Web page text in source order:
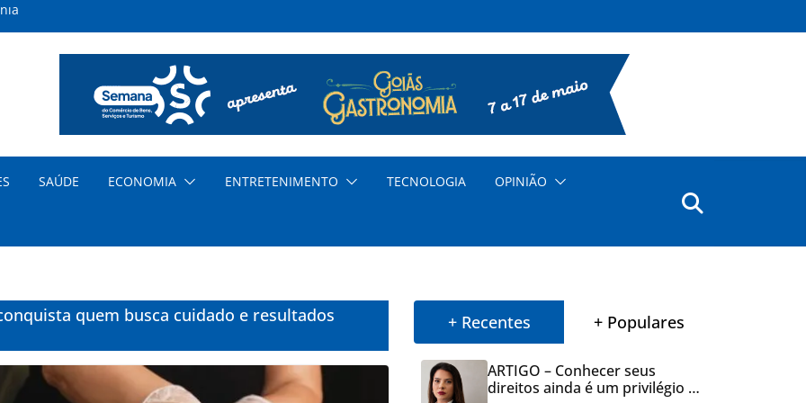
SAÚDE ECONOMIA ENTRETENIMENTO TECNOLOGIA OPINIÃO
quem busca cuidado e resultados
+ Recentes + Populares
ARTIGO – Conhecer seus
direitos ainda é um privilégio no